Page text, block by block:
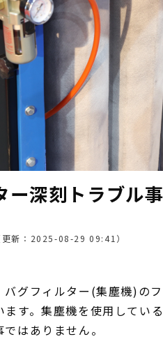
ー深刻トラブル
更新： 2025-08-29 09:41 ）
バグフィルター(集塵機)の
ます。集塵機を使用してい
はありません。